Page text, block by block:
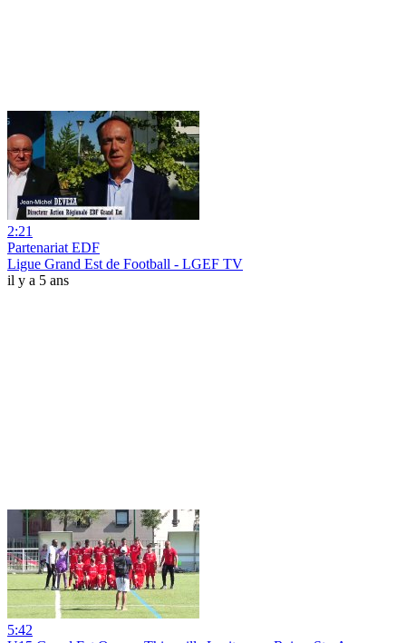
2:21
Partenariat EDF
Ligue Grand Est de Football - LGEF TV
il y a 5 ans
5:42